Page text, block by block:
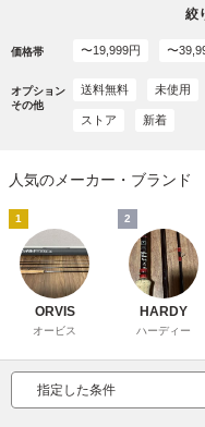
絞
価格帯 〜19,999円 〜
オプション
その他
送料無料 未使用
ストア 新着
人気のメーカー・ブランド
1
ORVIS
オービス
2
HARDY
ハーディー
指定した条件